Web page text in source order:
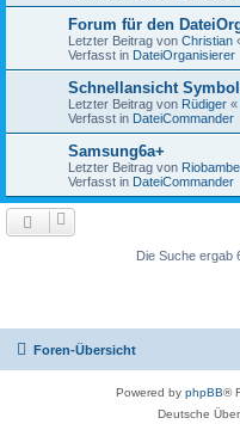
Forum für den
Letzter Beitrag von Christian
Verfasst in DateiOrganisierer
Schnellansicht
Letzter Beitrag von Rüdiger «
Verfasst in DateiCommander
Samsung6a+
Letzter Beitrag von
Verfasst in DateiCommander
Die Suche ergab
Foren-Übersicht
Powered by phpBB®
Deutsche